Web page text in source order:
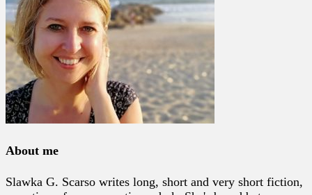
About me
Slawka G. Scarso writes long, short and very short fiction,